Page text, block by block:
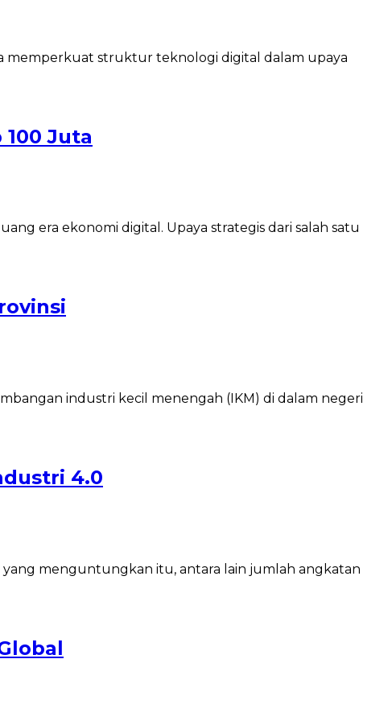
memperkuat struktur teknologi digital dalam upaya
Juta
era ekonomi digital. Upaya strategis dari salah satu
industri kecil menengah (IKM) di dalam negeri
4.0
menguntungkan itu, antara lain jumlah angkatan